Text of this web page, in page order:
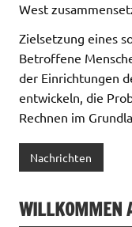
West
Zielsetzung eines
Betroffene
der Einrichtungen
entwickeln, die
Rechnen im
Nachrichten
WILLKOMMEN